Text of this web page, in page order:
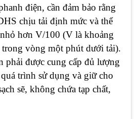
điện, cần đảm bảo rằng
chịu tải định mức và thể
hơn V/100 (V là khoảng
trong vòng một phút dưới tải).
phải được cung cấp đủ lượng
trình sử dụng và giữ cho
sẽ, không chứa tạp chất,